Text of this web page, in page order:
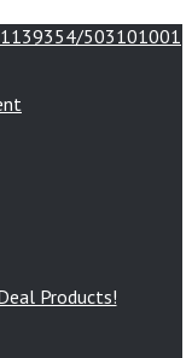
503101001
Products!